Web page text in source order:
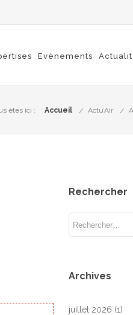
Evènements
êtes ici : Accueil Actu’Air
Rechercher
Archives
juillet 2026 (1)